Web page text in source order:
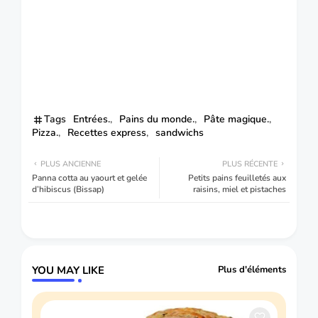
Tags Entrées. Pains du monde.
Pâte magique.
Pizza.
Recettes express sandwichs
PLUS RÉCENTE
Petits pains feuilletés aux
raisins, miel et pistaches
PLUS ANCIENNE
Panna cotta au yaourt et gelée
d’hibiscus (Bissap)
YOU MAY LIKE Plus d'éléments